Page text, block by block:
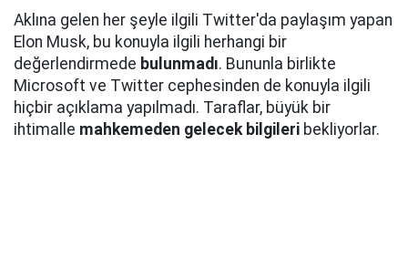
Aklına gelen her şeyle ilgili Twitter'da paylaşım yapan
Elon Musk, bu konuyla ilgili herhangi bir
değerlendirmede bulunmadı. Bununla birlikte
Microsoft ve Twitter cephesinden de konuyla ilgili
hiçbir açıklama yapılmadı. Taraflar, büyük bir
ihtimalle mahkemeden gelecek bilgileri bekliyorlar.